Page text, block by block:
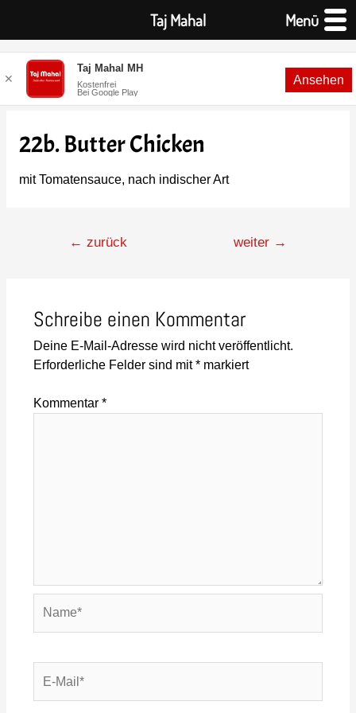
22b. Butter Chicken
mit Tomatensauce, nach indischer Art
← zurück weiter →
Schreibe einen Kommentar
Deine E-Mail-Adresse wird nicht veröffentlicht.
Erforderliche Felder sind mit*markiert
Kommentar *
Taj Mahal Menü
✕
Taj Mahal MH
Kostenfrei
Bei Google Play
Ansehen